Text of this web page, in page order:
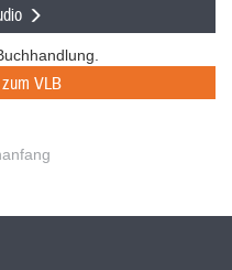
VLB